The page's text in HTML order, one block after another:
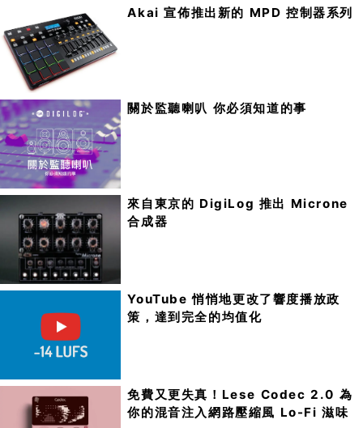
Akai 宣佈推出新的 MPD 控制器系列
關於監聽喇叭 你必須知道的事
來自東京的 DigiLog 推出 Microne
合成器
YouTube 悄悄地更改了響度播放政
策，達到完全的均值化
免費又更失真！Lese Codec 2.0 為
你的混音注入網路壓縮風 Lo-Fi 滋味